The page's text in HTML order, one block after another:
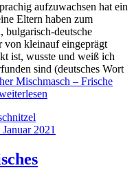
aufzuwachsen hat ein
Eltern haben zum
bulgarisch-deutsche
kleinauf eingeprägt
ist, wusste und weiß ich
sind (deutsches Wort
Mischmasch – Frische
Januar 2021